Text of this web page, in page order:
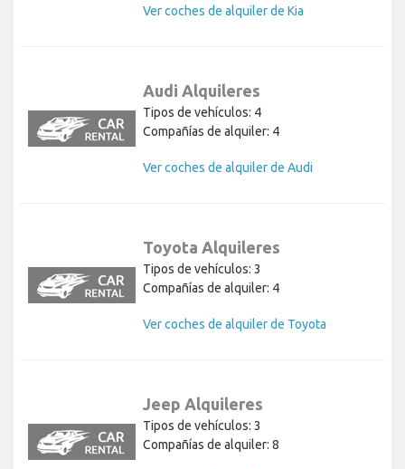
Ver coches de alquiler de Kia
Audi Alquileres
Tipos de vehículos: 4
Compañías de alquiler: 4
Ver coches de alquiler de Audi
Toyota Alquileres
Tipos de vehículos: 3
Compañías de alquiler: 4
Ver coches de alquiler de Toyota
Jeep Alquileres
Tipos de vehículos: 3
Compañías de alquiler: 8